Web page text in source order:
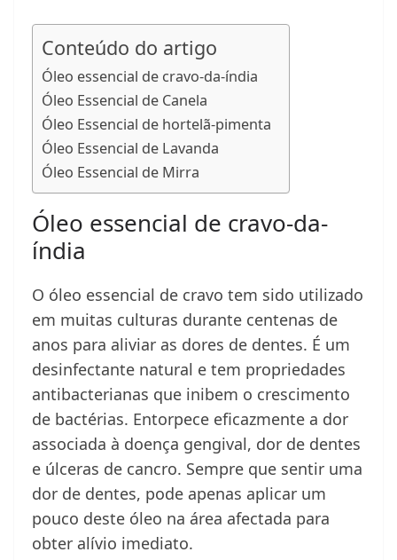
Conteúdo do artigo
Óleo essencial de cravo-da-índia
Óleo Essencial de Canela
Óleo Essencial de hortelã-pimenta
Óleo Essencial de Lavanda
Óleo Essencial de Mirra
Óleo essencial de cravo-da-
índia
O óleo essencial de cravo tem sido utilizado
em muitas culturas durante centenas de
anos para aliviar as dores de dentes. É um
desinfectante natural e tem propriedades
antibacterianas que inibem o crescimento
de bactérias. Entorpece eficazmente a dor
associada à doença gengival, dor de dentes
e úlceras de cancro. Sempre que sentir uma
dor de dentes, pode apenas aplicar um
pouco deste óleo na área afectada para
obter alívio imediato.